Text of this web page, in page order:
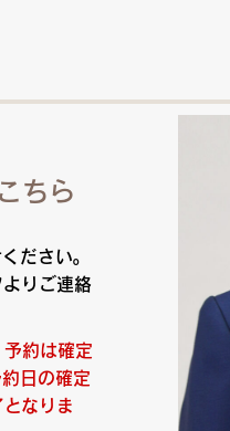
ちら
ださい。
りご連絡
約は確定
日の確定
なりま